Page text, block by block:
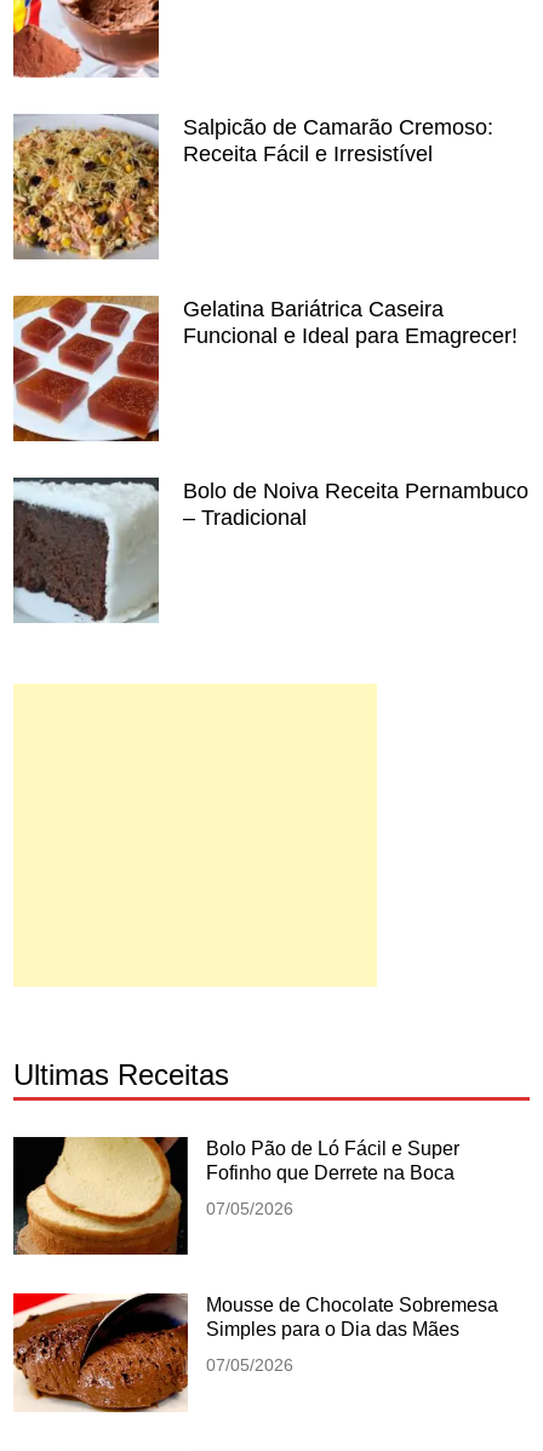
Salpicão de Camarão Cremoso:
Receita Fácil e Irresistível
Gelatina Bariátrica Caseira
Funcional e Ideal para Emagrecer!
Bolo de Noiva Receita Pernambuco
– Tradicional
Ultimas Receitas
Bolo Pão de Ló Fácil e Super
Fofinho que Derrete na Boca
07/05/2026
Mousse de Chocolate Sobremesa
Simples para o Dia das Mães
07/05/2026